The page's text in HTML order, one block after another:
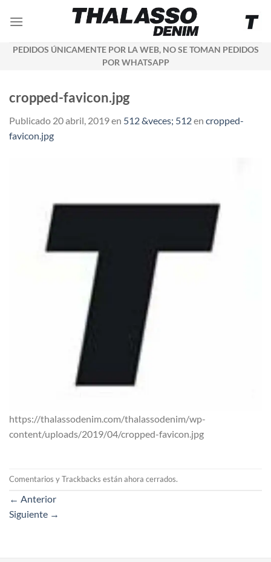
PEDIDOS ÚNICAMENTE POR LA WEB, NO SE TOMAN PEDIDOS
POR WHATSAPP
cropped-favicon.jpg
Publicado 20 abril, 2019en 512 &veces; 512en cropped-
favicon.jpg
https://thalassodenim.com/thalassodenim/wp-
content/uploads/2019/04/cropped-favicon.jpg
Comentarios y Trackbacks están ahora cerrados.
← Anterior
Siguiente →